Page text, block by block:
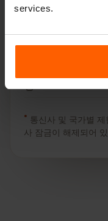
services.
Microsoft
* 통신사 및 국가별
사 잠금이 해제되어